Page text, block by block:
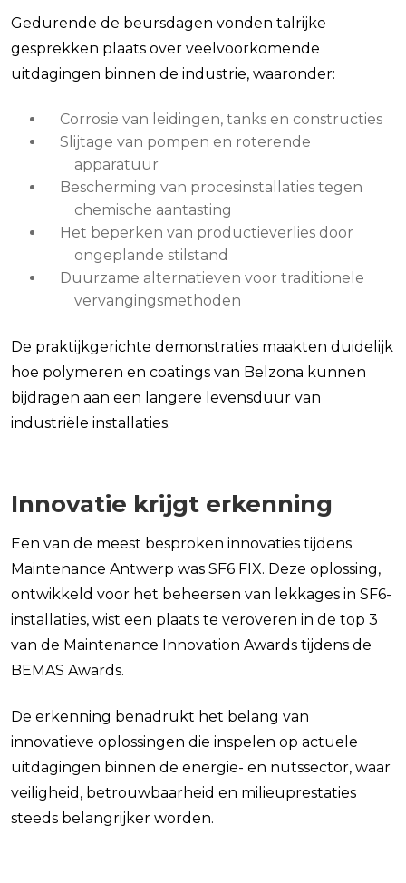
Gedurende de beursdagen vonden talrijke
gesprekken plaats over veelvoorkomende
uitdagingen binnen de industrie, waaronder:
Corrosie van leidingen, tanks en constructies
Slijtage van pompen en roterende
apparatuur
Bescherming van procesinstallaties tegen
chemische aantasting
Het beperken van productieverlies door
ongeplande stilstand
Duurzame alternatieven voor traditionele
vervangingsmethoden
De praktijkgerichte demonstraties maakten duidelijk
hoe polymeren en coatings van Belzona kunnen
bijdragen aan een langere levensduur van
industriële installaties.
Innovatie krijgt erkenning
Een van de meest besproken innovaties tijdens
Maintenance Antwerp was SF6 FIX. Deze oplossing,
ontwikkeld voor het beheersen van lekkages in SF6-
installaties, wist een plaats te veroveren in de top 3
van de Maintenance Innovation Awards tijdens de
BEMAS Awards.
De erkenning benadrukt het belang van
innovatieve oplossingen die inspelen op actuele
uitdagingen binnen de energie- en nutssector, waar
veiligheid, betrouwbaarheid en milieuprestaties
steeds belangrijker worden.